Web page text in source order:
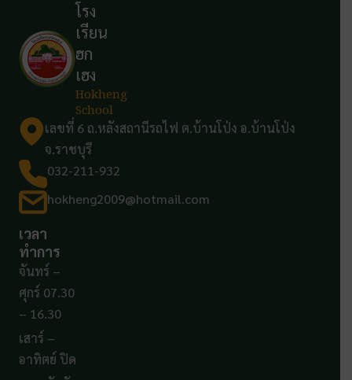
โรง
เรียน
ฮก
เฮง
Hokheng
School
เลขที่ 6 ถ.หลังสถานีรถไฟ ต.บ้านโป่ง อ.บ้านโป่ง
จ.ราชบุรี
032-211-932
hokheng2009@hotmail.com
เวลา
ทำการ
จันทร์ –
ศุกร์ 07.30
– 16.30
เสาร์ –
อาทิตย์ ปิด